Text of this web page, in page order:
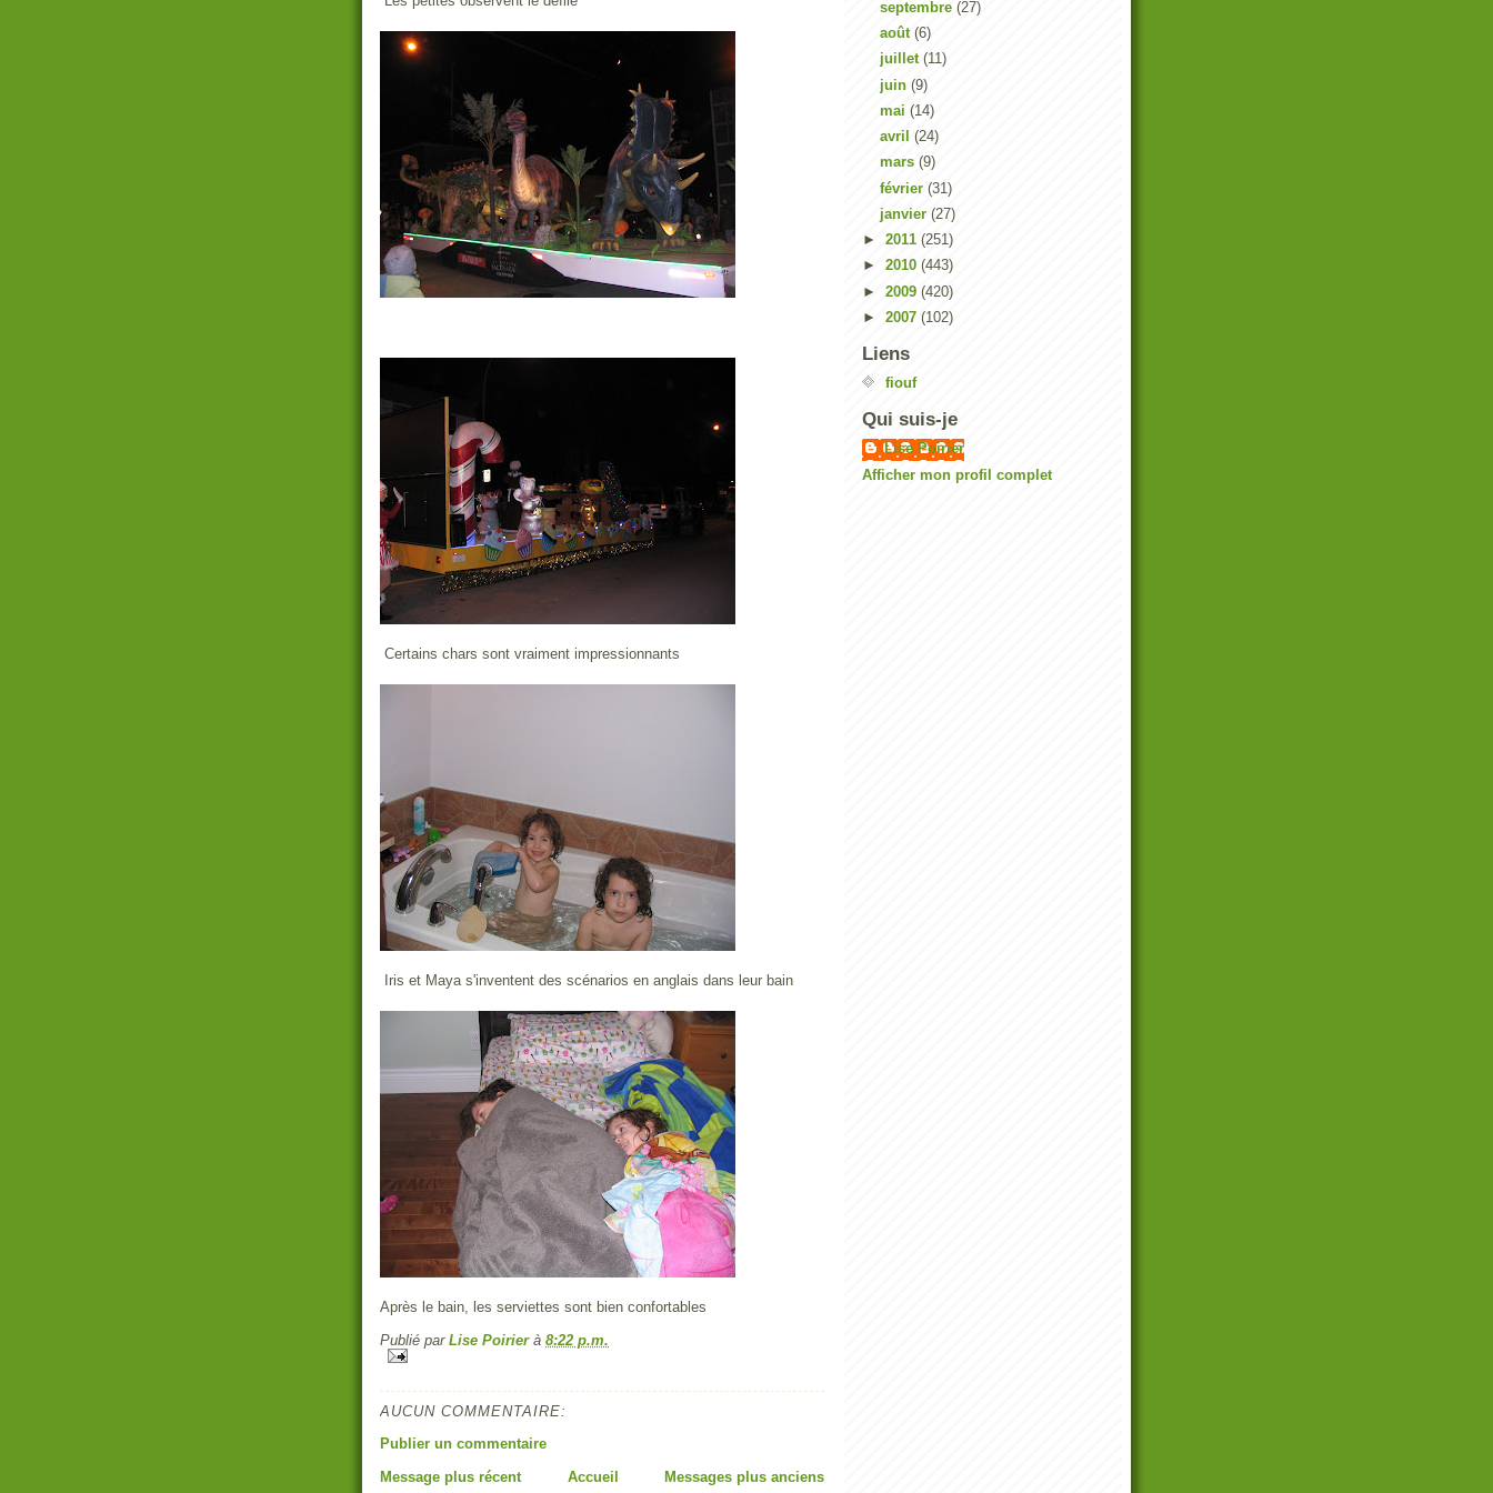
Certains chars sont vraiment impressionnants
Iris et Maya s'inventent des scénarios en anglais dans leur bain
Après le bain, les serviettes sont bien confortables
Publié par Lise Poirier à 8:22 p.m.
AUCUN COMMENTAIRE:
Publier un commentaire
Message plus récent
Messages plus anciens
Accueil
septembre (27)
août (6)
juillet (11)
juin (9)
mai (14)
avril (24)
mars (9)
février (31)
janvier (27)
► 2011 (251)
► 2010 (443)
► 2009 (420)
► 2007 (102)
Liens
fiouf
Qui suis-je
Lise Poirier
Afficher mon profil complet